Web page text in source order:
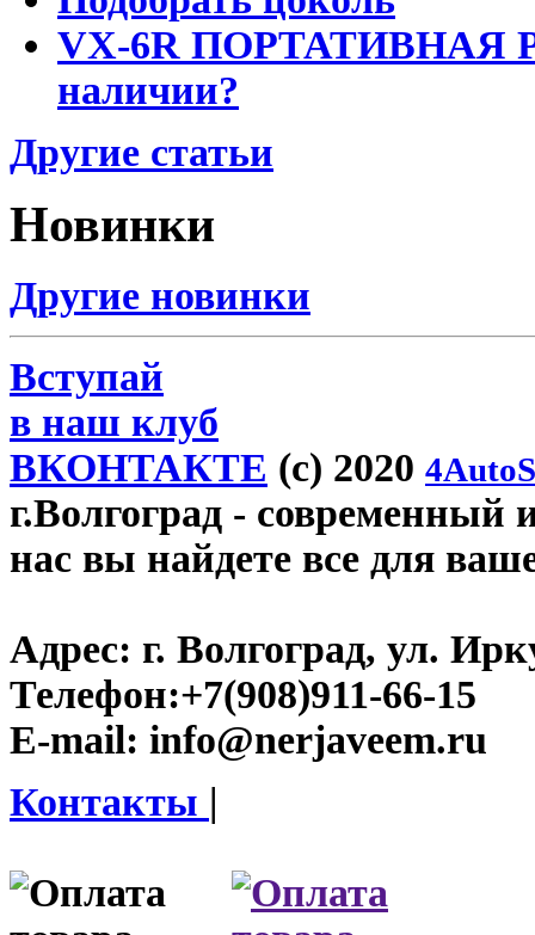
VX-6R ПОРТАТИВНАЯ
наличии?
Другие статьи
Новинки
Другие новинки
Вступай
в наш клуб
ВКОНТАКТЕ (c) 2020
г.Волгоград - современный
нас вы найдете все для
Адрес: г. Волгоград, ул.
Телефон:+7(908)911-66-15
E-mail: info@nerjaveem.ru
Контакты |